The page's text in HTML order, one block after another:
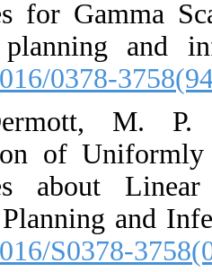
Hypotheses for
statistical
[DOI:10.1016/
16.
‎Construction of
Hypotheses
Statistical
[DOI:10.1016/